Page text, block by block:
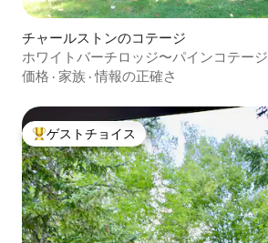
チャールストンのコテージ
ホワイトバーチロッジ〜パインコテージ
価格 · 家族 ·情報の正確さ
大好評のゲストチョイスです。
ゲストチョイス